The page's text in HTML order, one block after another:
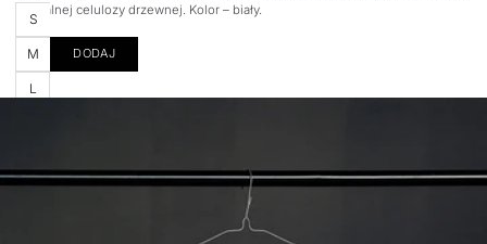
naturalnej celulozy drzewnej. Kolor – biały.
Rozmiar
S
M
L
DODAJ